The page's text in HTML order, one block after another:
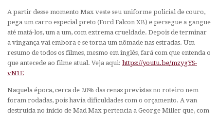
A partir desse momento Max veste seu uniforme policial de couro,
pega um carro especial preto (Ford Falcon XB) e persegue a gangue
até matá-los, um a um, com extrema crueldade. Depois de terminar
a vingança vai embora e se torna um nômade nas estradas. Um
resumo de todos os filmes, mesmo em inglês, fará com que entenda o
que antecede ao filme atual. Veja aqui: https://youtu.be/mzygYS-
vN1E
Naquela época, cerca de 20% das cenas previstas no roteiro nem
foram rodadas, pois havia dificuldades com o orçamento. A van
destruída no início de Mad Max pertencia a George Miller que, com